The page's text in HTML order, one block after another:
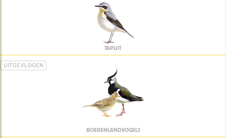
TAPUIT
UITGEVLOGEN
BOERENLANDVOGELS